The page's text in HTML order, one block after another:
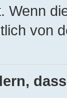
Wenn
von